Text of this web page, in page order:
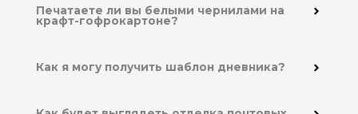
Печатаете ли вы белыми чернилами на
крафт-гофрокартоне?
Как я могу получить шаблон дневника?